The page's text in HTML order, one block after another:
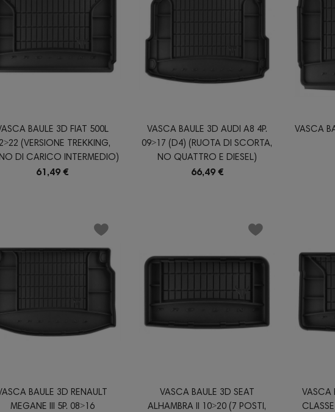
BAULE 3D FIAT 500L
(VERSIONE TREKKING,
DI CARICO INTERMEDIO)
61,49 €
VASCA BAULE 3D AUDI A8 4P.
09˃17 (D4) (RUOTA DI SCORTA,
NO QUATTRO E DIESEL)
66,49 €
VASCA
BAULE 3D RENAULT
MEGANE III 5P. 08˃16
VASCA BAULE 3D SEAT
ALHAMBRA II 10˃20 (7 POSTI,
VASCA